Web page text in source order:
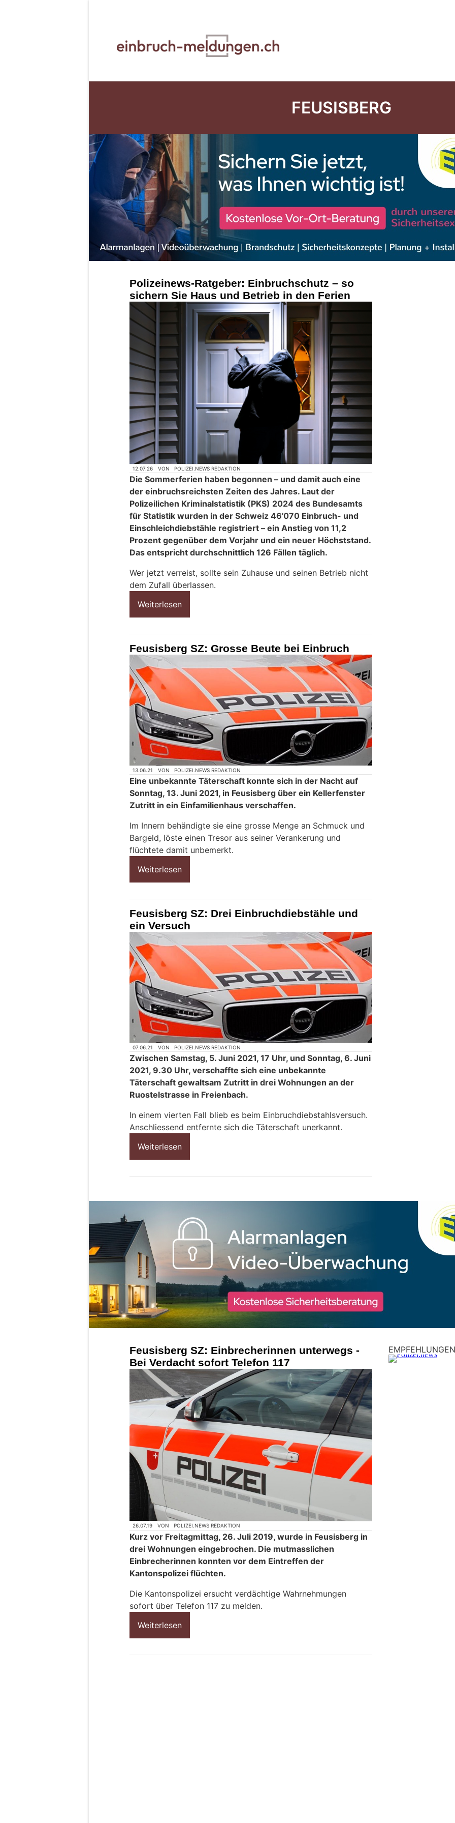
FEUSISBERG
Polizeinews-Ratgeber: Einbruchschutz – so
sichern Sie Haus und Betrieb in den Ferien
12.07.26 VON POLIZEI.NEWS REDAKTION
Die Sommerferien haben begonnen – und damit auch eine
der einbruchsreichsten Zeiten des Jahres. Laut der
Polizeilichen Kriminalstatistik (PKS) 2024 des Bundesamts
für Statistik wurden in der Schweiz 46'070 Einbruch- und
Einschleichdiebstähle registriert – ein Anstieg von 11,2
Prozent gegenüber dem Vorjahr und ein neuer Höchststand.
Das entspricht durchschnittlich 126 Fällen täglich.
Wer jetzt verreist, sollte sein Zuhause und seinen Betrieb nicht
dem Zufall überlassen.
Weiterlesen
Feusisberg SZ: Grosse Beute bei Einbruch
13.06.21 VON POLIZEI.NEWS REDAKTION
Eine unbekannte Täterschaft konnte sich in der Nacht auf
Sonntag, 13. Juni 2021, in Feusisberg über ein Kellerfenster
Zutritt in ein Einfamilienhaus verschaffen.
Im Innern behändigte sie eine grosse Menge an Schmuck und
Bargeld, löste einen Tresor aus seiner Verankerung und
flüchtete damit unbemerkt.
Weiterlesen
Feusisberg SZ: Drei Einbruchdiebstähle und
ein Versuch
07.06.21 VON POLIZEI.NEWS REDAKTION
Zwischen Samstag, 5. Juni 2021, 17 Uhr, und Sonntag, 6. Juni
2021, 9.30 Uhr, verschaffte sich eine unbekannte
Täterschaft gewaltsam Zutritt in drei Wohnungen an der
Ruostelstrasse in Freienbach.
In einem vierten Fall blieb es beim Einbruchdiebstahlsversuch.
Anschliessend entfernte sich die Täterschaft unerkannt.
Weiterlesen
Feusisberg SZ: Einbrecherinnen unterwegs -
Bei Verdacht sofort Telefon 117
26.07.19 VON POLIZEI.NEWS REDAKTION
Kurz vor Freitagmittag, 26. Juli 2019, wurde in Feusisberg in
drei Wohnungen eingebrochen. Die mutmasslichen
Einbrecherinnen konnten vor dem Eintreffen der
Kantonspolizei flüchten.
Die Kantonspolizei ersucht verdächtige Wahrnehmungen
sofort über Telefon 117 zu melden.
Weiterlesen
EMPFEHLUNGEN